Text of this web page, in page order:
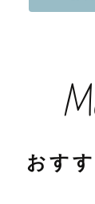
経験豊富で
フォト、フ
おす